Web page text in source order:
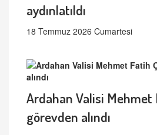
aydınlatıldı
18 Temmuz 2026 Cumartesi
Ardahan Valisi Mehmet
görevden alındı